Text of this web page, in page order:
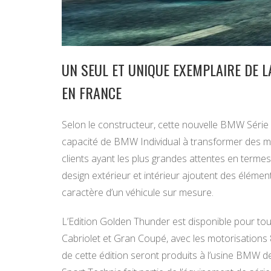
UN SEUL ET UNIQUE EXEMPLAIRE DE
EN FRANCE
Selon le constructeur, cette nouvelle BMW
capacité de BMW Individual à transformer des
clients ayant les plus grandes attentes en
design extérieur et intérieur ajoutent des
caractère d’un véhicule sur mesure.
L’Edition Golden Thunder est disponible pour
Cabriolet et Gran Coupé, avec les
de cette édition seront produits à l’usine BMW